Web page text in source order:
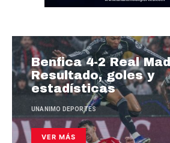
Benfica 4-2 Real
Resultado, goles y
estadísticas
UNANIMO DEPORTES
VER MÁS